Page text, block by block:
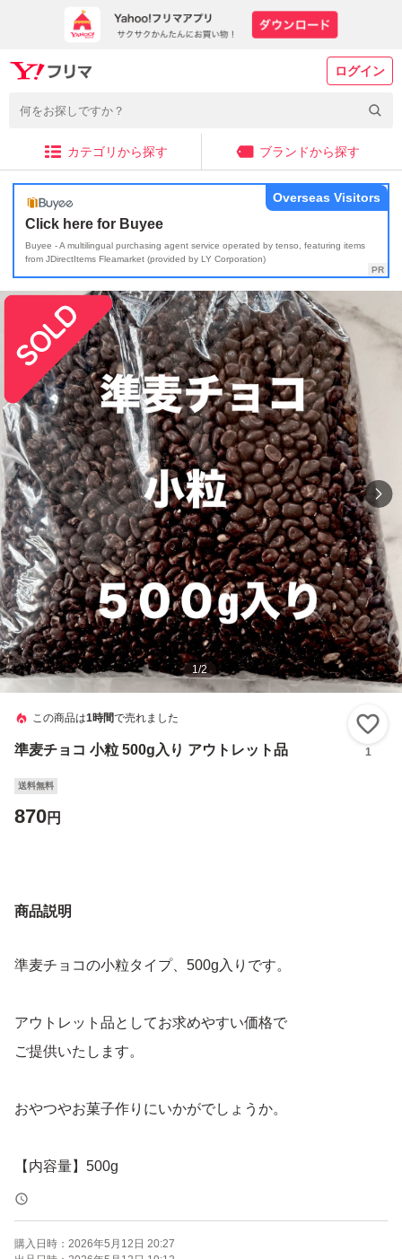
ログイン
カテゴリから探す ブランドから探す
Click here for Buyee
Buyee - A multilingual purchasing agent service operated by tenso, featuring items
from JDirectItems Fleamarket (provided by LY Corporation)
Overseas Visitors
1/2
この商品は1時間で売れました
準麦チョコ 小粒 500g入り アウトレット品 1
送料無料
870円
商品説明
準麦チョコの小粒タイプ、500g入りです。
アウトレット品としてお求めやすい価格で
ご提供いたします。
おやつやお菓子作りにいかがでしょうか。
【内容量】500g
【商品の状態】未使用
よろしくお願いいたします。
購入日時： 2026年5月12日 20:27